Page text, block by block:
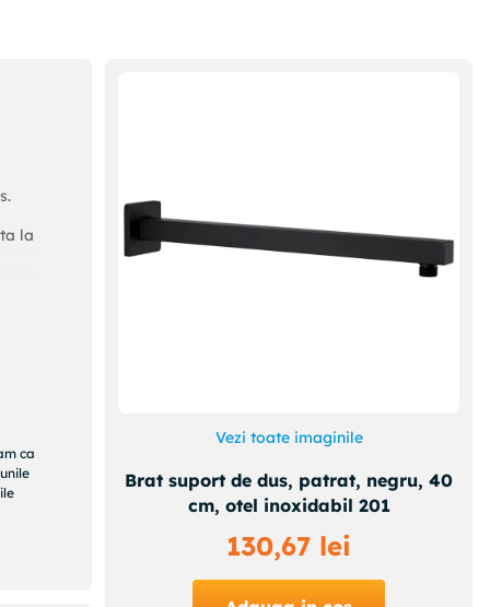
la
ca
Vezi toate imaginile
Brat suport de dus, patrat, negru, 40
cm, otel inoxidabil 201
130,67 lei